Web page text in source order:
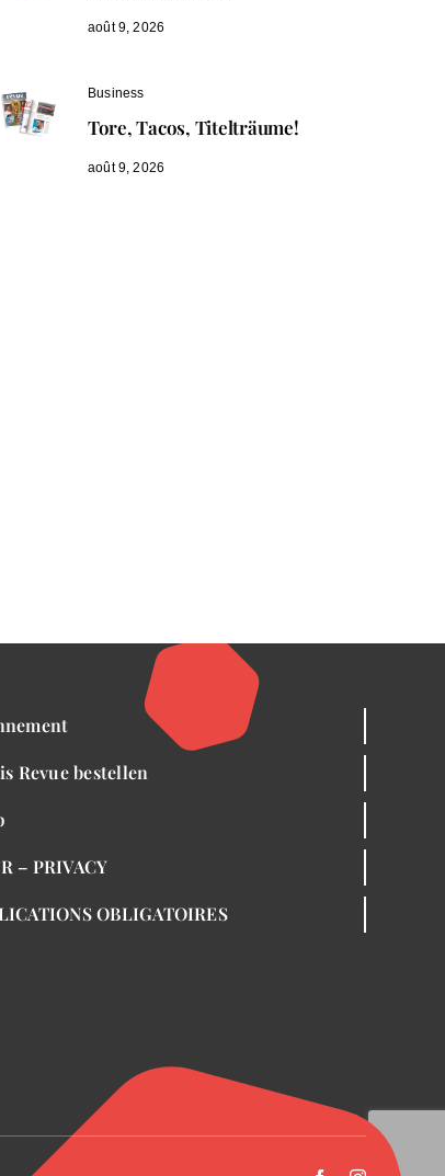
août 9, 2026
Business
Tore, Tacos, Titelträume!
août 9, 2026
Revue bestellen
– PRIVACY
OBLIGATOIRES